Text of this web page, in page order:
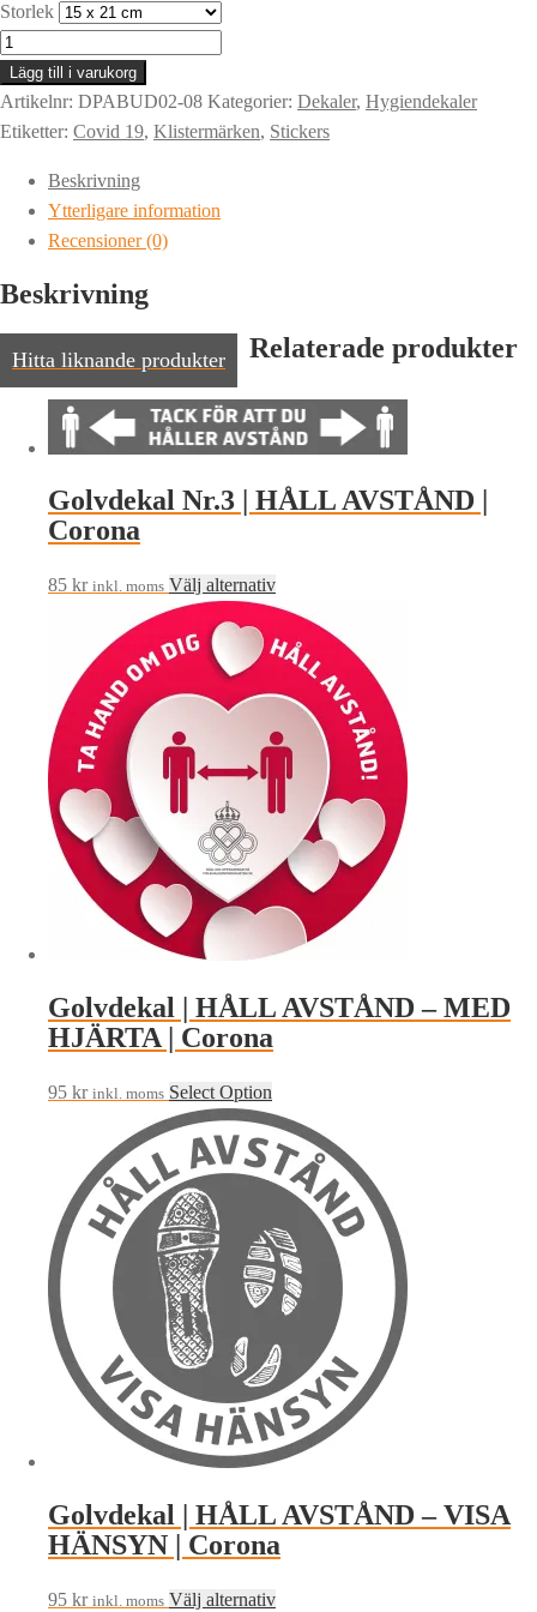
Storlek
Dekal
COVID
19
Corona
mängd
Lägg till i varukorg
Artikelnr: DPABUD02-08 Kategorier: Dekaler, Hygiendekaler
Etiketter: Covid 19, Klistermärken, Stickers
Beskrivning
Ytterligare information
Recensioner (0)
Beskrivning
Hitta liknande produkter Relaterade produkter
Golvdekal Nr.3 | HÅLL AVSTÅND |
Corona
85 kr inkl. moms Välj alternativDen
här
produkten
har
flera
varianter.
De
alternativen
kan
väljas
på
produktsidan
Golvdekal | HÅLL AVSTÅND – MED
HJÄRTA | Corona
95 kr inkl. moms Select Option
Golvdekal | HÅLL AVSTÅND – VISA
HÄNSYN | Corona
95 kr inkl. moms Välj alternativDen